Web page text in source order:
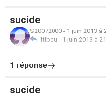
sucide
S20072000 - 1 juin 2013 à
1tibou - 1 juin 2013 à
1 réponse
sucide